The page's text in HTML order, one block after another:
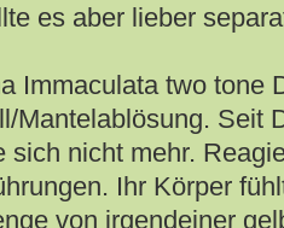
es aber lieber
Immaculata two tone
Mantelablösung. Seit
sich nicht mehr.
Ihr Körper
von irgendeiner